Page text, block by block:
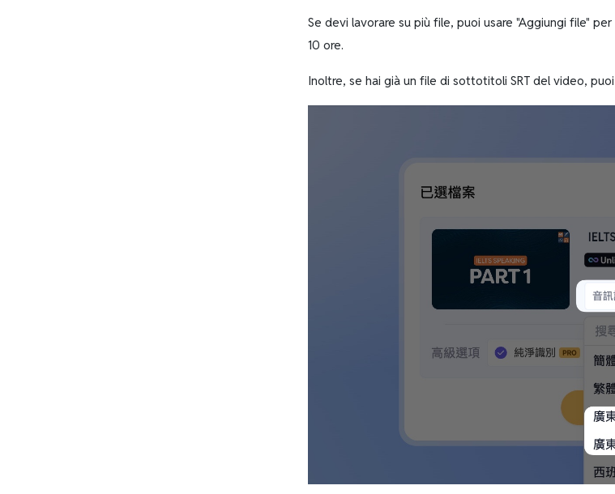
Se devi lavorare su più file, puoi usare "Aggiungi file"
10 ore.
Inoltre, se hai già un file di sottotitoli SRT del video,